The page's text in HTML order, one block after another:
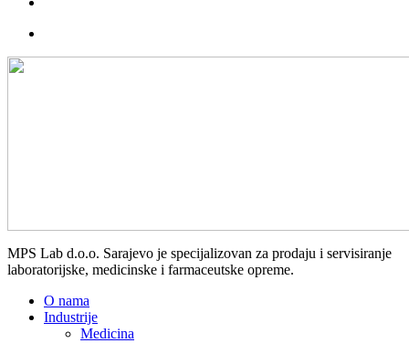
MPS Lab d.o.o. Sarajevo je specijalizovan za prodaju i servisiranje
laboratorijske, medicinske i farmaceutske opreme.
O nama
Industrije
Medicina